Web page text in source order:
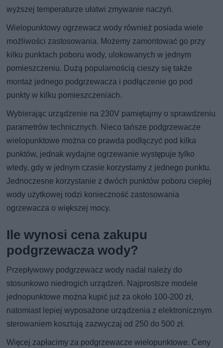
wyższej temperaturze ułatwi zmywanie naczyń.
Wielopunktowy ogrzewacz wody również posiada wiele
możliwości zastosowania. Możemy zamontować go przy
kilku punktach poboru wody, ulokowanych w jednym
pomieszczeniu. Dużą popularnością cieszy się także
montaż jednego podgrzewacza i podłączenie go pod
punkty w kilku pomieszczeniach.
Wybierając urządzenie na 230V pamiętajmy o sprawdzeniu
parametrów technicznych. Nieco tańsze podgrzewacze
wielopunktowe można co prawda podłączyć pod kilka
punktów, jednak wydajne ogrzewanie występuje tylko
wtedy, gdy w jednym czasie korzystamy z jednego punktu.
Jednoczesne korzystanie z dwóch punktów poboru ciepłej
wody użytkowej rodzi konieczność zastosowania
ogrzewacza o większej mocy.
Ile wynosi cena zakupu
podgrzewacza wody?
Przepływowy podgrzewacz wody nadal należy do
stosunkowo niedrogich urządzeń. Najprostsze modele
jednopunktowe można kupić już za około 100-200 zł,
natomiast lepiej wyposażone urządzenia z elektronicznym
sterowaniem kosztują zazwyczaj od 250 do 500 zł.
Więcej zapłacimy za podgrzewacze wielopunktowe. Ceny